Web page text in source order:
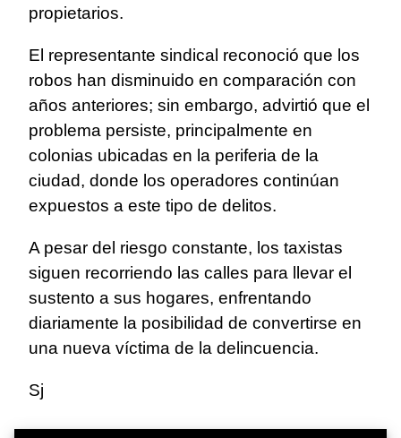
propietarios.
El representante sindical reconoció que los
robos han disminuido en comparación con
años anteriores; sin embargo, advirtió que el
problema persiste, principalmente en
colonias ubicadas en la periferia de la
ciudad, donde los operadores continúan
expuestos a este tipo de delitos.
A pesar del riesgo constante, los taxistas
siguen recorriendo las calles para llevar el
sustento a sus hogares, enfrentando
diariamente la posibilidad de convertirse en
una nueva víctima de la delincuencia.
Sj